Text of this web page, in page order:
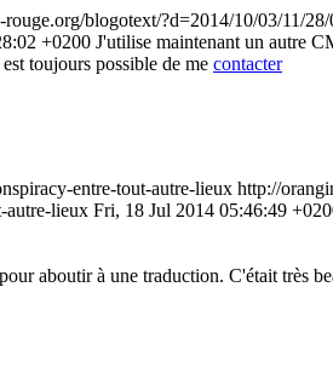
rouge.org/blogotext/?d=2014/10/03/11/
+0200 J'utilise maintenant un autre
toujours possible de me contacter
entre-tout-autre-lieux http://
autre-lieux Fri, 18 Jul 2014 05:46:49
aboutir à une traduction. C'était très